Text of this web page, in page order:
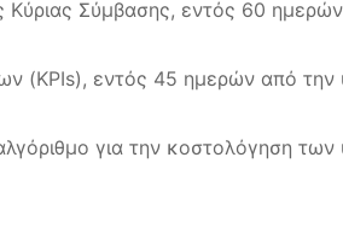
Κύριας Σύμβασης, εντός 60
(KPIs), εντός 45 ημερών από
για την κοστολόγηση